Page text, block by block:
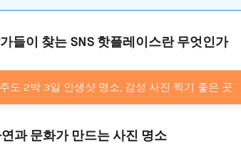
들이 찾는 SNS 핫플레이스란 무엇인가
도 2박 3일 인생샷 명소, 감성 사진 찍기 좋은 곳
과 문화가 만드는 사진 명소